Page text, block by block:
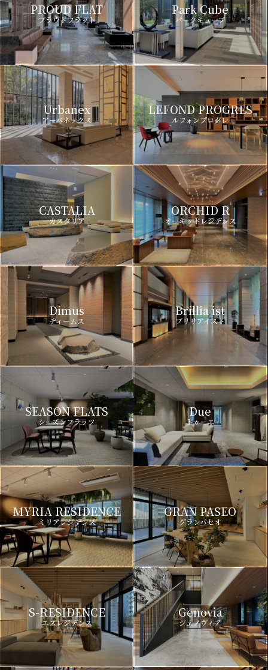
PROUD FLAT
プラウドフラット
Park Cube
パークキューブ
Urbanex
アーバネックス
LEFOND PROGRES
ルフォンプログレ
CASTALIA
カスタリア
ORCHID R
オーキッドレジデンス
Dimus
ディームス
Brillia ist
ブリリアイスト
SEASON FLATS
シーズンフラッツ
Due
ドゥーエ
MYRIA RESIDENCE
ミリアレジデンス
GRAN PASEO
グランパセオ
S-RESIDENCE
エスレジデンス
Genovia
ジェノヴィア